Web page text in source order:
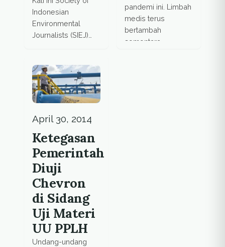
Indonesian
Environmental
Journalists (SIEJ)
Dwierga, salah satu
pendiri Nexu3
Foundation tentang
krisis limbah di
Indonesia, salah
penyebabnya, dan
bagaimana krisis ini
dapat diatasi.
pandemi ini. Limbah
medis terus
bertambah
sementara
April 30, 2014
Ketegasan
Pemerintah
Diuji
Chevron
di Sidang
Uji Materi
UU PPLH
Undang-undang